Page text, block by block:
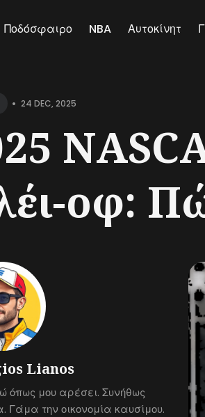
Ποδόσφαιρο NBA Αυτοκίνητ
• 24 DEC, 2025
οφ:
Lianos
μου αρέσει. Συνήθως
Γάμα την οικονομία καυσίμου.